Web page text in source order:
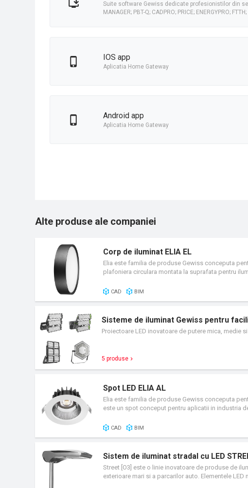
Suite software Gewiss dedicate profesionistilor din
MANAGER; PBT-Q; CADPRO; PRICE; ENERGYPRO;
iOS app
Aplicatia Home Gateway
Android app
Aplicatia Home Gateway
Alte produse ale companiei
Corp de iluminat ELIA EL
Elia este familia de produse Gewiss conceputa
plafoniera circulara montata la suprafata pentru
CAD BIM
Sisteme de iluminat Gewiss pentru
Proiectoare LED inovatoare de putere mica, medie
5 produse
Spot LED ELIA AL
Elia este familia de produse Gewiss conceputa
este un spot conceput pentru aplicatii in industria
CAD BIM
Sistem de iluminat stradal cu LED
Street [O3] este o linie inovatoare de produse de
exterioare mari si a parcarilor auto. Elementele